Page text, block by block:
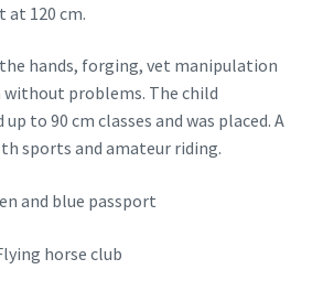
at 120 cm.
hands, forging, vet manipulation
problems. The child
to 90 cm classes and was placed. A
sports and amateur riding.
and blue passport
horse club